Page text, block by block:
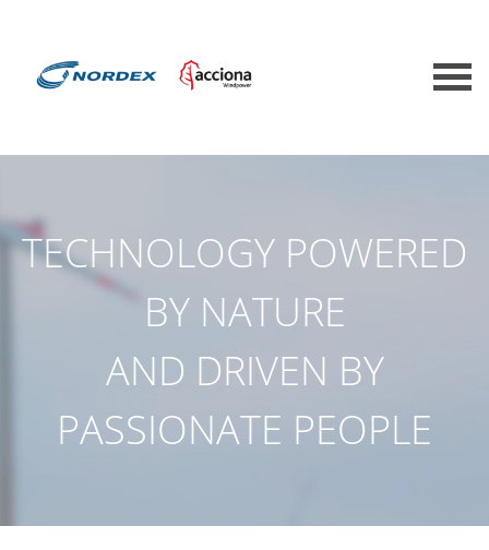
TECHNOLOGY POWERED
BY NATURE
AND DRIVEN BY
PASSIONATE PEOPLE